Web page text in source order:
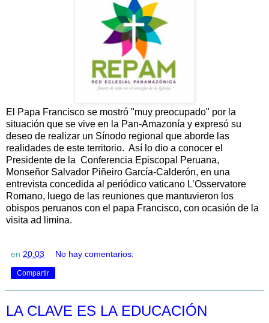
El Papa Francisco se mostró "muy preocupado" por la
situación que se vive en la Pan-Amazonía y expresó su
deseo de realizar un Sínodo regional que aborde las
realidades de este territorio. Así lo dio a conocer el
Presidente de la Conferencia Episcopal Peruana,
Monseñor Salvador Piñeiro García-Calderón, en una
entrevista concedida al periódico vaticano L’Osservatore
Romano, luego de las reuniones que mantuvieron los
obispos peruanos con el papa Francisco, con ocasión de la
visita ad limina.
en 20:03 No hay comentarios:
Compartir
LA CLAVE ES LA EDUCACIÓN